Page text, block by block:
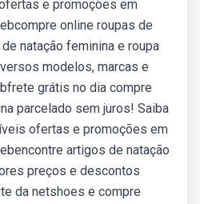
e promoções em
online roupas de
natação feminina e roupa
modelos, marcas e
grátis no dia compre
parcelado sem juros! Saiba
ofertas e promoções em
artigos de natação
preços e descontos
da netshoes e compre